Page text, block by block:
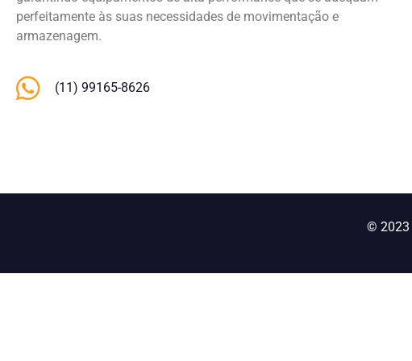
perfeitamente às suas necessidades de movimentação e
armazenagem.
(11) 99165-8626
© 2023